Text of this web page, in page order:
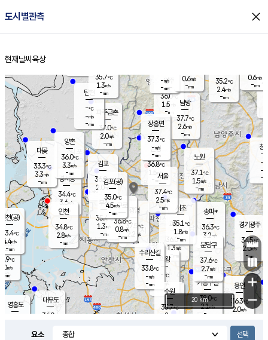
도시별관측 close
홈
현재날씨 육상
의도
℃
m/s
mm
영흥도
양주
36.0℃
1.5
-mm
과천
36.0℃
1.3m/s
- mm
용인
36.3℃
2.0m/s
경기광주
34.5℃
2.0m/s
-mm
대부도
34.0
경서동
34.4℃
3.6 m/s
-mm
파주금촌
37.0℃
2.0m/s
-mm
35.2℃
2.4m/s
-mm
대곶
33.3℃
3.3m/s
-mm
창
-
-m/
-
탄현
-℃
-m/s
-mm
0.6m/s
-mm
의왕
- ℃
m/s
mm
김포
36.9℃
2.0 m/s
mm
광명
37.5 ℃
2.2 m/s
-mm
부천
35.4℃
1.3m/s
-mm
양촌
36.0℃
3.3m/s
-mm
구로
36.8℃
0.8m/s
-mm
은평
36.8℃
1.5 m/s
- mm
노원
37.1℃
1.5m/s
-mm
송파*
36.3℃
3.2m/s
-mm
서초
35.1℃
1.8m/s
-mm
남방
37.7℃
2.6m/s
-mm
기흥구갈
38.0℃
2.1m/s
-
수리산길
33.8℃
-m/s
-mm
분당구
37.6℃
2.7m/s
-mm
장흥면
37.3℃
-m/s
-mm
-m/s
-mm
인천(공)
33.4℃
4.4m/s
-mm
김포(공)
35.0℃
4.5m/s
-mm
수원
35.7℃
2 m/s
인천
34.8℃
2.8m/s
-mm
서울
37.4℃
2.5m/s
-mm
35.7℃
1.3m/s
-mm
0.6m/s
-mm
+
−
20 km
요소